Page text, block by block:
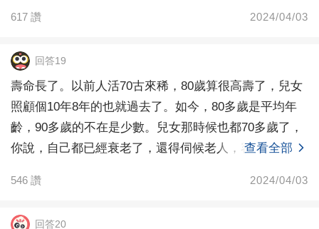
617 讚 2024/04/03
回答19
壽命長了。以前人活70古來稀，80歲算很高壽了，兒女
照顧個10年8年的也就過去了。如今，80多歲是平均年
齡，90多歲的不在是少數。兒女那時候也都70多歲了，
你說，自己都已經衰老了，還得伺候老人，容易嗎
查看全部
546 讚 2024/04/03
回答20